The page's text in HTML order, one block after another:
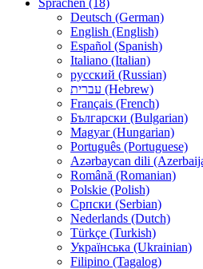
Sprachen (18)
Deutsch (German)
English (English)
Español (Spanish)
Italiano (Italian)
русский (Russian)
עברית (Hebrew)
Français (French)
Български (Bulgarian)
Magyar (Hungarian)
Português (Portuguese)
Azərbaycan dili
Română (Romanian)
Polskie (Polish)
Српски (Serbian)
Nederlands (Dutch)
Türkçe (Turkish)
Українська (Ukrainian)
Filipino (Tagalog)